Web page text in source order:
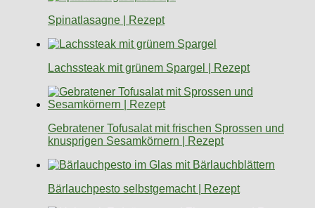
Spinatlasagne | Rezept
Lachssteak mit grünem Spargel | Rezept
Gebratener Tofusalat mit frischen Sprossen und
knusprigen Sesamkörnern | Rezept
Bärlauchpesto selbstgemacht | Rezept